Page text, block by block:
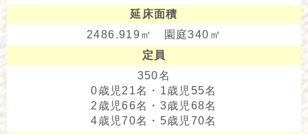
延床面積
2486.919㎡ 園庭340㎡
定員
350名
0歳児21名・1歳児55名
2歳児66名・3歳児68名
4歳児70名・5歳児70名